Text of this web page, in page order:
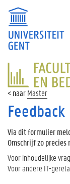
FACULTEIT
ECONOMIE
EN
BEDRIJFSKUNDE
Master
Feedback
Via dit formulier
Omschrijf zo
Voor inhoudelijke
Voor andere IT-